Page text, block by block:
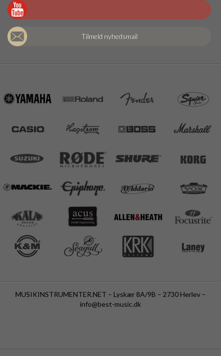
Tilmeld nyhedsmail
MUSIKINSTRUMENTER.NET – Lyskær 8A/9B – 2730 Herlev –
info@best-music.dk